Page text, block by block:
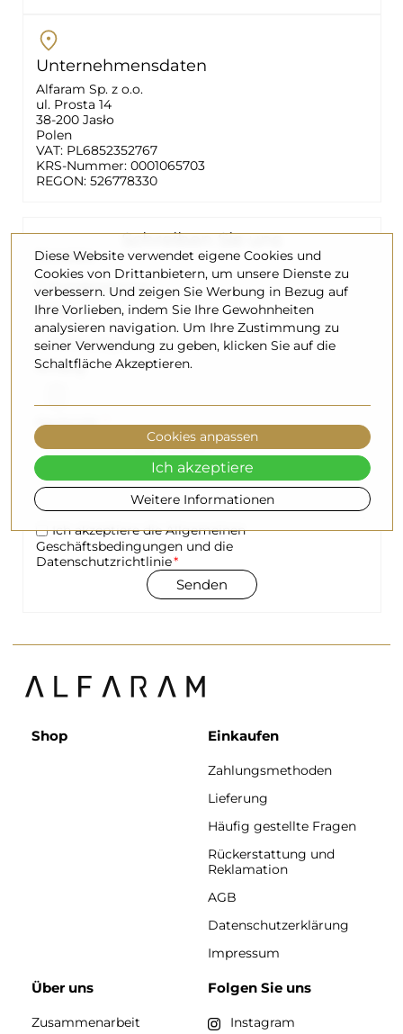
Unternehmensdaten
Alfaram Sp. z o.o.
ul. Prosta 14
38-200 Jasło
Polen
VAT: PL6852352767
KRS-Nummer: 0001065703
REGON: 526778330
Schreiben Sie uns
Template
E-Mail
Anhang
Nachricht
Ich akzeptiere die Allgemeinen
Geschäftsbedingungen und die
Datenschutzrichtlinie
Senden
Diese Website verwendet eigene Cookies und
Cookies von Drittanbietern, um unsere Dienste zu
verbessern. Und zeigen Sie Werbung in Bezug auf
Ihre Vorlieben, indem Sie Ihre Gewohnheiten
analysieren navigation. Um Ihre Zustimmung zu
seiner Verwendung zu geben, klicken Sie auf die
Schaltfläche Akzeptieren.
Weitere Informationen
Cookies anpassen
Ich akzeptiere
Shop Einkaufen
Zahlungsmethoden
Lieferung
Häufig gestellte Fragen
Rückerstattung und
Reklamation
AGB
Datenschutzerklärung
Impressum
Über uns
Zusammenarbeit
Folgen Sie uns
Instagram